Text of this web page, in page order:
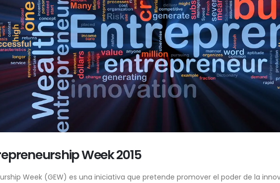
Week 2015
Week (GEW) es una iniciativa que pretende promover el poder de la